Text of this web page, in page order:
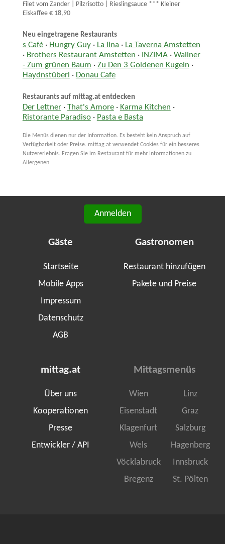
Filet vom Zander | Pilzrisotto | Rieslingsauce *** Kleiner
Eiskaffee € 18,90
Neu eingetragene Restaurants
s Café· Hungry Guy· La lina · La Taverna Amstetten
· Brothers Restaurant Amstetten · INZIMA· Wallner
- Zum grünen Baum · Zu Den 3 Goldenen Kugeln ·
Haydnstüberl · Donau Cafe
Restaurants auf mittag.at entdecken
Der Lettner· That's Amore· Karma Kitchen ·
Ristorante Paradiso· Pasta e Basta
Die Menüs dienen nur der Information. Es besteht kein Anspruch auf
Verfügbarkeit oder Preise. mittag.at verwendet Cookies für ein besseres
Nutzererlebnis. Fragen Sie im Restaurant für mehr Informationen zu
Allergenen.
Anmelden
Gäste
Startseite
Mobile Apps
Impressum
Datenschutz
AGB
Gastronomen
Restaurant hinzufügen
Pakete und Preise
mittag.at
Über uns
Kooperationen
Presse
Entwickler / API
Mittagsmenüs
Wien
Linz
Eisenstadt
Graz
Klagenfurt
Salzburg
Wels
Hagenberg
Vöcklabruck
Innsbruck
Bregenz
St. Pölten